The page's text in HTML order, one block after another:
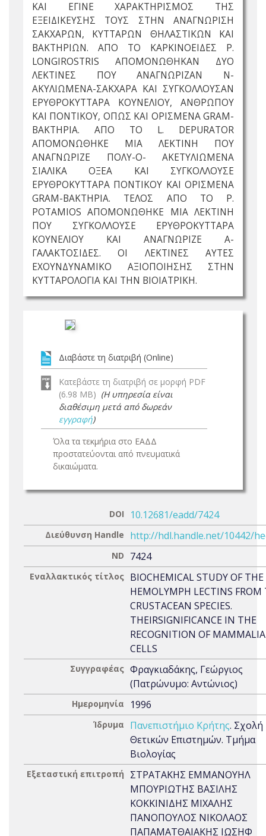
ΚΑΙ ΕΓΙΝΕ ΧΑΡΑΚΤΗΡΙΣΜΟΣ ΤΗΣ
ΕΞΕΙΔΙΚΕΥΣΗΣ ΤΟΥΣ ΣΤΗΝ ΑΝΑΓΝΩΡΙΣΗ
ΣΑΚΧΑΡΩΝ, ΚΥΤΤΑΡΩΝ ΘΗΛΑΣΤΙΚΩΝ ΚΑΙ
ΒΑΚΤΗΡΙΩΝ. ΑΠΟ ΤΟ ΚΑΡΚΙΝΟΕΙΔΕΣ P.
LONGIROSTRIS ΑΠΟΜΟΝΩΘΗΚΑΝ ΔΥΟ
ΛΕΚΤΙΝΕΣ ΠΟΥ ΑΝΑΓΝΩΡΙΖΑΝ Ν-
ΑΚΥΛΙΩΜΕΝΑ-ΣΑΚΧΑΡΑ ΚΑΙ ΣΥΓΚΟΛΛΟΥΣΑΝ
ΕΡΥΘΡΟΚΥΤΤΑΡΑ ΚΟΥΝΕΛΙΟΥ, ΑΝΘΡΩΠΟΥ
ΚΑΙ ΠΟΝΤΙΚΟΥ, ΟΠΩΣ ΚΑΙ ΟΡΙΣΜΕΝΑ GRAM-
ΒΑΚΤΗΡΙΑ. ΑΠΟ ΤΟ L. DEPURATOR
ΑΠΟΜΟΝΩΘΗΚΕ ΜΙΑ ΛΕΚΤΙΝΗ ΠΟΥ
ΑΝΑΓΝΩΡΙΖΕ ΠΟΛΥ-Ο- ΑΚΕΤΥΛΙΩΜΕΝΑ
ΣΙΑΛΙΚΑ ΟΞΕΑ ΚΑΙ ΣΥΓΚΟΛΛΟΥΣΕ
ΕΡΥΘΡΟΚΥΤΤΑΡΑ ΠΟΝΤΙΚΟΥ ΚΑΙ ΟΡΙΣΜΕΝΑ
GRAM-ΒΑΚΤΗΡΙΑ. ΤΕΛΟΣ ΑΠΟ ΤΟ P.
POTAMIOS ΑΠΟΜΟΝΩΘΗΚΕ ΜΙΑ ΛΕΚΤΙΝΗ
ΠΟΥ ΣΥΓΚΟΛΛΟΥΣΕ ΕΡΥΘΡΟΚΥΤΤΑΡΑ
ΚΟΥΝΕΛΙΟΥ ΚΑΙ ΑΝΑΓΝΩΡΙΖΕ Α-
ΓΑΛΑΚΤΟΣΙΔΕΣ. ΟΙ ΛΕΚΤΙΝΕΣ ΑΥΤΕΣ
ΕΧΟΥΝΔΥΝΑΜΙΚΟ ΑΞΙΟΠΟΙΗΣΗΣ ΣΤΗΝ
ΚΥΤΤΑΡΟΛΟΓΙΑ ΚΑΙ ΤΗΝ ΒΙΟΙΑΤΡΙΚΗ.
Διαβάστε τη διατριβή (Online)
Κατεβάστε τη διατριβή σε μορφή PDF
(6.98 MB) (Η υπηρεσία είναι
διαθέσιμη μετά από δωρεάν
εγγραφή)
Όλα τα τεκμήρια στο ΕΑΔΔ
προστατεύονται από πνευματικά
δικαιώματα.
DOI 10.12681/eadd/7424
Διεύθυνση Handle http://hdl.handle.net/10442/
ND 7424
Εναλλακτικός τίτλος BIOCHEMICAL STUDY OF THE
HEMOLYMPH LECTINS FROM
CRUSTACEAN SPECIES.
THEIRSIGNIFICANCE IN THE
RECOGNITION OF
CELLS
Συγγραφέας Φραγκιαδάκης, Γεώργιος
(Πατρώνυμο: Αντώνιος)
Ημερομηνία 1996
Ίδρυμα Πανεπιστήμιο Κρήτης. Σχολή
Θετικών Επιστημών. Τμήμα
Βιολογίας
Εξεταστική επιτροπή
ΣΤΡΑΤΑΚΗΣ ΕΜΜΑΝΟΥΗΛ
ΜΠΟΥΡΙΩΤΗΣ ΒΑΣΙΛΗΣ
ΚΟΚΚΙΝΙΔΗΣ ΜΙΧΑΛΗΣ
ΠΑΝΟΠΟΥΛΟΣ ΝΙΚΟΛΑΟΣ
ΠΑΠΑΜΑΤΘΑΙΑΚΗΣ ΙΩΣΗΦ